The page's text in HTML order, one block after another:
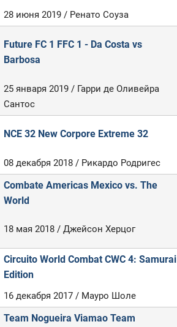
28 июня 2019 / Ренато Соуза
Future FC 1 FFC 1 - Da Costa vs
Barbosa
25 января 2019 / Гарри де Оливейра
Сантос
NCE 32 New Corpore Extreme 32
08 декабря 2018 / Рикардо Родригес
Combate Americas Mexico vs. The
World
18 мая 2018 / Джейсон Херцог
Circuito World Combat CWC 4: Samurai
Edition
16 декабря 2017 / Мауро Шоле
Team Nogueira Viamao Team